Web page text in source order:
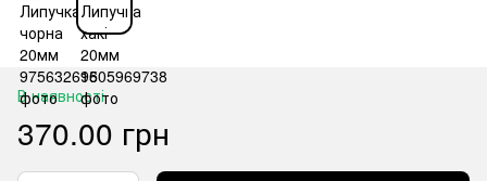
В наявності
370.00 грн